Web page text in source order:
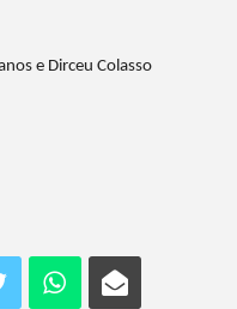
e Dirceu Colasso